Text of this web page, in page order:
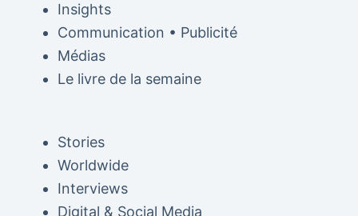
Insights
Communication • Publicité
Médias
Le livre de la semaine
Stories
Worldwide
Interviews
Digital & Social Media